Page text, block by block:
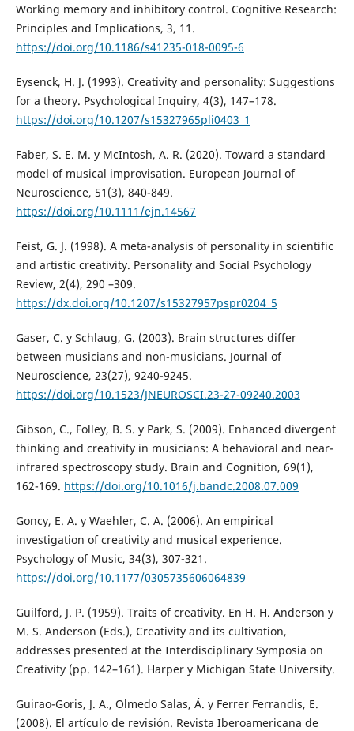
Working memory and inhibitory control. Cognitive Research:
Principles and Implications, 3, 11.
https://doi.org/10.1186/s41235-018-0095-6
Eysenck, H. J. (1993). Creativity and personality: Suggestions
for a theory. Psychological Inquiry, 4(3), 147–178.
https://doi.org/10.1207/s15327965pli0403_1
Faber, S. E. M. y McIntosh, A. R. (2020). Toward a standard
model of musical improvisation. European Journal of
Neuroscience, 51(3), 840-849.
https://doi.org/10.1111/ejn.14567
Feist, G. J. (1998). A meta-analysis of personality in scientific
and artistic creativity. Personality and Social Psychology
Review, 2(4), 290 –309.
https://dx.doi.org/10.1207/s15327957pspr0204_5
Gaser, C. y Schlaug, G. (2003). Brain structures differ
between musicians and non-musicians. Journal of
Neuroscience, 23(27), 9240-9245.
https://doi.org/10.1523/JNEUROSCI.23-27-09240.2003
Gibson, C., Folley, B. S. y Park, S. (2009). Enhanced divergent
thinking and creativity in musicians: A behavioral and near-
infrared spectroscopy study. Brain and Cognition, 69(1),
162-169. https://doi.org/10.1016/j.bandc.2008.07.009
Goncy, E. A. y Waehler, C. A. (2006). An empirical
investigation of creativity and musical experience.
Psychology of Music, 34(3), 307-321.
https://doi.org/10.1177/0305735606064839
Guilford, J. P. (1959). Traits of creativity. En H. H. Anderson y
M. S. Anderson (Eds.), Creativity and its cultivation,
addresses presented at the Interdisciplinary Symposia on
Creativity (pp. 142–161). Harper y Michigan State University.
Guirao-Goris, J. A., Olmedo Salas, Á. y Ferrer Ferrandis, E.
(2008). El artículo de revisión. Revista Iberoamericana de